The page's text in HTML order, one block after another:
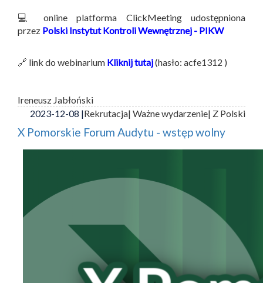
💻 online platforma ClickMeeting udostępniona
przez Polski Instytut Kontroli Wewnętrznej - PIKW
🔗 link do webinarium Kliknij tutaj(hasło: acfe1312 )
Ireneusz Jabłoński
2023-12-08 |Rekrutacja| Ważne wydarzenie| Z Polski
X Pomorskie Forum Audytu - wstęp wolny